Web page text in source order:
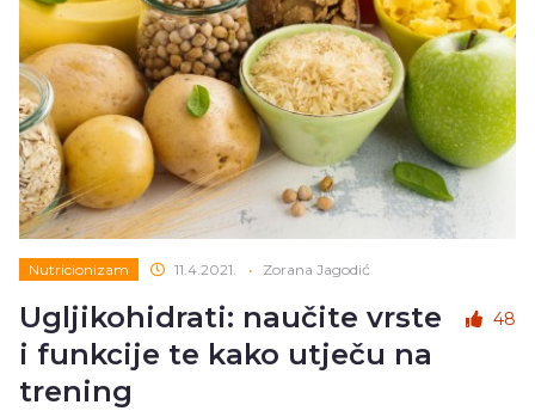
Nutricionizam 11.4.2021. • Zorana Jagodić
Ugljikohidrati: naučite vrste
i funkcije te kako utječu na
trening
48